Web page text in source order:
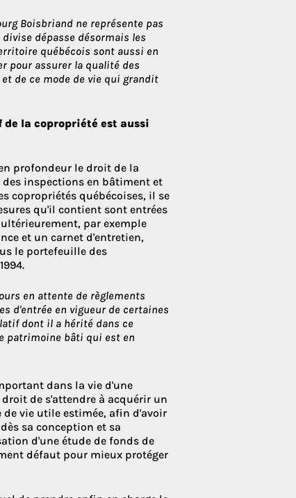
Boisbriand ne représente pas
dépasse désormais les
québécois sont aussi en
pour assurer la qualité des
de ce mode de vie qui grandit
la copropriété est aussi
profondeur le droit de la
inspections en bâtiment et
copropriétés québécoises, il se
qu'il contient sont entrées
par exemple
et un carnet d'entretien,
le portefeuille des
en attente de règlements
d'entrée en vigueur de certaines
dont il a hérité dans ce
patrimoine bâti qui est en
dans la vie d'une
de s'attendre à acquérir un
vie utile estimée, afin d'avoir
sa conception et sa
d'une étude de fonds de
défaut pour mieux protéger